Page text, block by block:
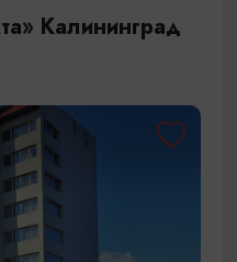
Калининград